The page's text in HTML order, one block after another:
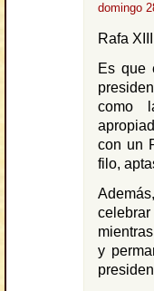
domingo
Rafa
Es que
como
con un
filo,
y